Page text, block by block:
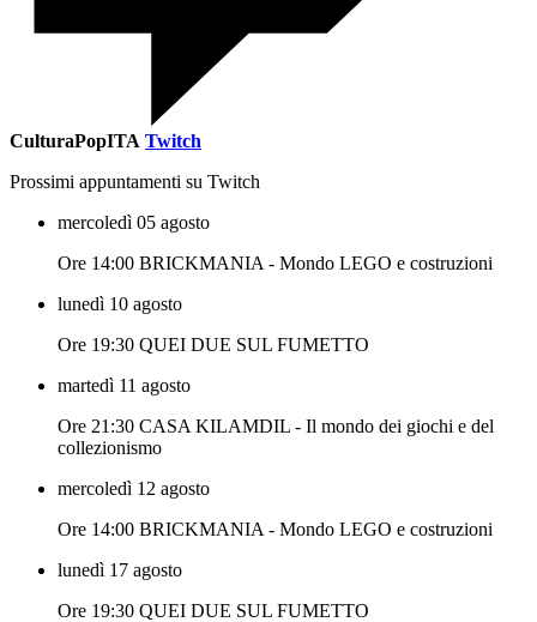
CulturaPopITA Twitch
Prossimi appuntamenti su Twitch
mercoledì 05 agosto
Ore 14:00 BRICKMANIA - Mondo LEGO e costruzioni
lunedì 10 agosto
Ore 19:30 QUEI DUE SUL FUMETTO
martedì 11 agosto
Ore 21:30 CASA KILAMDIL - Il mondo dei giochi e del
collezionismo
mercoledì 12 agosto
Ore 14:00 BRICKMANIA - Mondo LEGO e costruzioni
lunedì 17 agosto
Ore 19:30 QUEI DUE SUL FUMETTO